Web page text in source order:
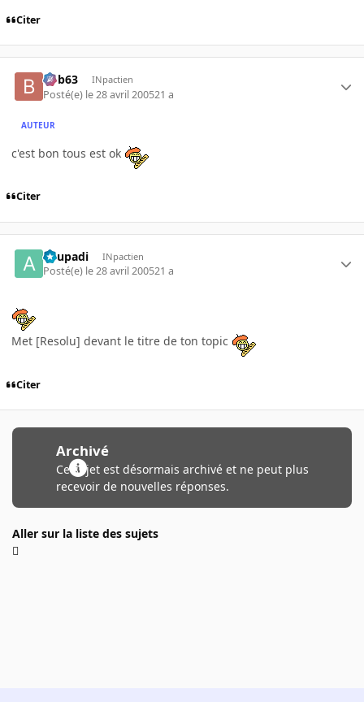
Citer
bob63 INpactien
Posté(e) le 28 avril 200521 a
AUTEUR
c'est bon tous est ok
Citer
apupadi INpactien
Posté(e) le 28 avril 200521 a
Met [Resolu] devant le titre de ton topic
Citer
Archivé
Ce sujet est désormais archivé et ne peut plus
recevoir de nouvelles réponses.
Aller sur la liste des sujets